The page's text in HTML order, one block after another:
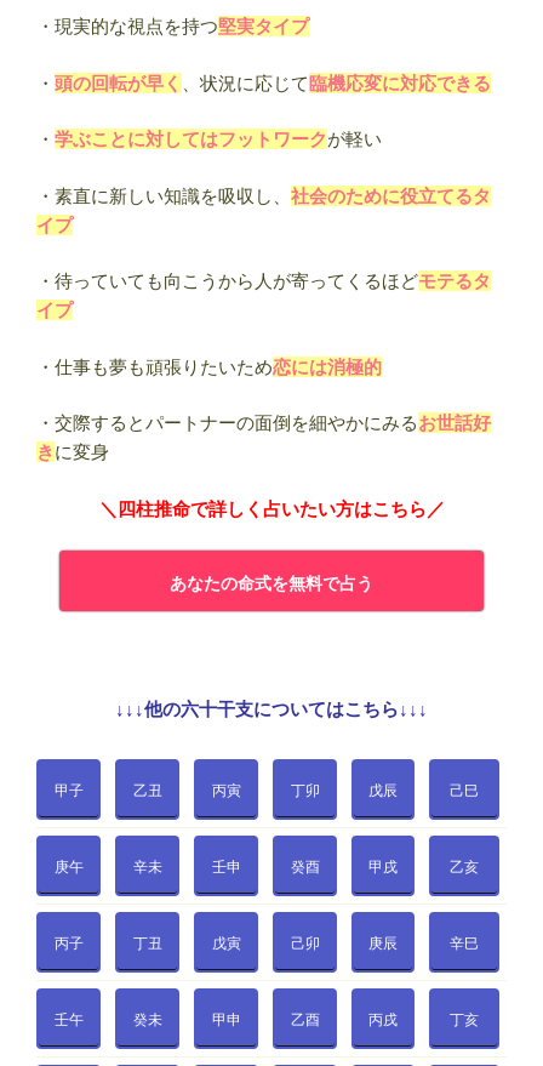
・現実的な視点を持つ堅実タイプ
・ 頭の回転が早く 、状況に応じて臨機応変に対応できる
・ 学ぶことに対してはフットワークが軽い
・素直に新しい知識を吸収し、 社会のために役立てるタ
イプ
・待っていても向こうから人が寄ってくるほどモテるタ
イプ
・仕事も夢も頑張りたいため恋には消極的
・交際するとパートナーの面倒を細やかにみるお世話好
きに変身
＼四柱推命で詳しく占いたい方はこちら／
あなたの命式を無料で占う
↓↓↓他の六十干支についてはこちら↓↓↓
甲子 乙丑 丙寅 丁卯 戊辰 己巳
庚午 辛未 壬申 癸酉 甲戌 乙亥
丙子 丁丑 戊寅 己卯 庚辰 辛巳
壬午 癸未 甲申 乙酉 丙戌 丁亥